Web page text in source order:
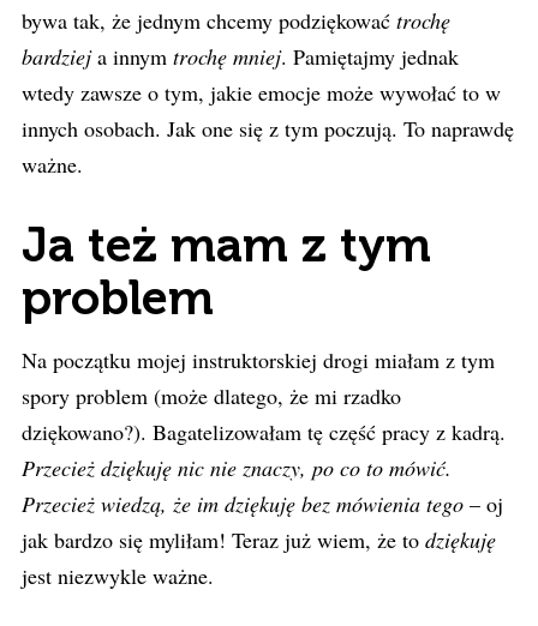
bywa tak, że jednym chcemy podziękować trochę
bardzieja innym trochę mniej. Pamiętajmy jednak
wtedy zawsze o tym, jakie emocje może wywołać to w
innych osobach. Jak one się z tym poczują. To naprawdę
ważne.
Ja też mam z tym
problem
Na początku mojej instruktorskiej drogi miałam z tym
spory problem (może dlatego, że mi rzadko
dziękowano?). Bagatelizowałam tę część pracy z kadrą.
Przecież dziękuję nic nie znaczy, po co to mówić.
Przecież wiedzą, że im dziękuję bez mówienia tego – oj
jak bardzo się myliłam! Teraz już wiem, że to dziękuję
jest niezwykle ważne.